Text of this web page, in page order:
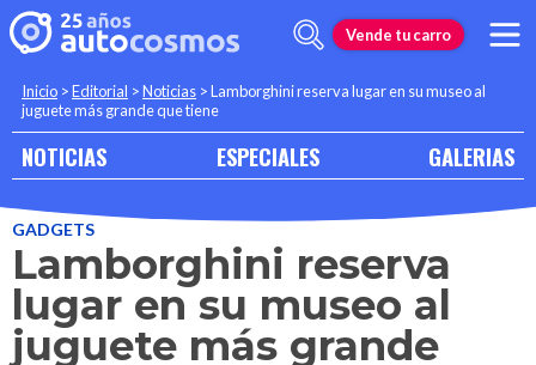
Vende tu carro
Inicio >Editorial >Noticias >Lamborghini reserva lugar en su museo al
juguete más grande que tiene
NOTICIAS ESPECIALES GALERIAS
GADGETS
Lamborghini reserva
lugar en su museo al
juguete más grande